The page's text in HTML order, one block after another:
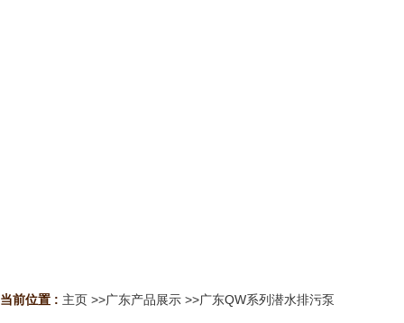
当前位置 : 主页 >>广东产品展示 >>广东QW系列潜水排污泵